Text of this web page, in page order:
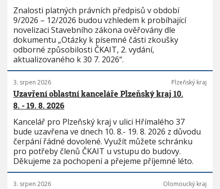
Znalosti platných právních předpisů v období
9/2026 – 12/2026 budou vzhledem k probíhající
novelizaci Stavebního zákona ověřovány dle
dokumentu „Otázky k písemné části zkoušky
odborné způsobilosti ČKAIT, 2. vydání,
aktualizovaného k 30 7. 2026“.
3. srpen 2026 Plzeňský kraj
Uzavření oblastní kanceláře Plzeňský kraj 10.
8. - 19. 8. 2026
Kancelář pro Plzeňský kraj v ulici Hřímalého 37
bude uzavřena ve dnech 10. 8.- 19. 8. 2026 z důvodu
čerpání řádné dovolené. Využít můžete schránku
pro potřeby členů ČKAIT u vstupu do budovy.
Děkujeme za pochopení a přejeme příjemné léto.
3. srpen 2026 Olomoucký kraj